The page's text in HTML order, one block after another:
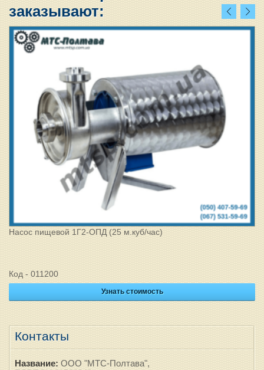
заказывают:
Насос пищевой 1Г2-ОПД (25 м.куб/час)
Код - 011200
Узнать стоимость
Контакты
Название: ООО "МТС-Полтава",